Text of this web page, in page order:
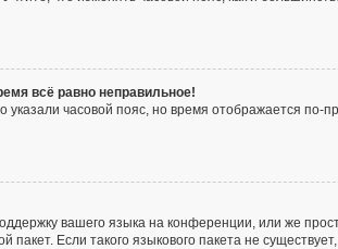
всё равно неправильное!
указали часовой пояс, но время отображается
вашего языка на конференции, или же
пакет. Если такого языкового пакета не